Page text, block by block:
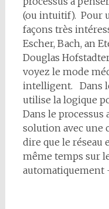
(ou intuitif). Pour
façons très
Escher, Bach, an
Douglas
voyez le mode
intelligent. Dans
utilise la logique
Dans le processus
solution avec une
dire que le réseau
même temps sur
automatiquement